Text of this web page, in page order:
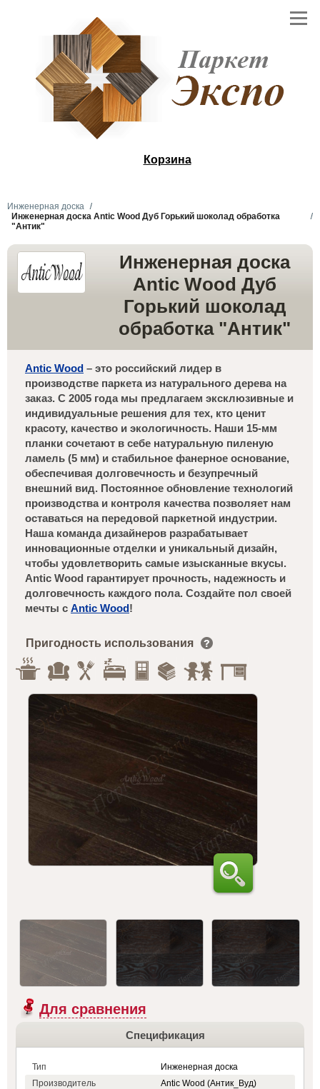
Корзина
Инженерная доска
Инженерная доска Antic Wood Дуб Горький шоколад обработка
"Антик"
Инженерная доска
Antic Wood Дуб
Горький шоколад
обработка "Антик"
Antic Wood – это российский лидер в
производстве паркета из натурального дерева на
заказ. С 2005 года мы предлагаем эксклюзивные и
индивидуальные решения для тех, кто ценит
красоту, качество и экологичность. Наши 15-мм
планки сочетают в себе натуральную пиленую
ламель (5 мм) и стабильное фанерное основание,
обеспечивая долговечность и безупречный
внешний вид. Постоянное обновление технологий
производства и контроля качества позволяет нам
оставаться на передовой паркетной индустрии.
Наша команда дизайнеров разрабатывает
инновационные отделки и уникальный дизайн,
чтобы удовлетворить самые изысканные вкусы.
Antic Wood гарантирует прочность, надежность и
долговечность каждого пола. Создайте пол своей
мечты с Antic Wood!
Пригодность использования
Для сравнения
Спецификация
Тип
Инженерная доска
Производитель
Antic Wood (Антик_Вуд)